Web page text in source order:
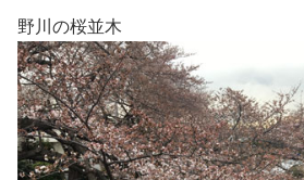
野川の桜並木